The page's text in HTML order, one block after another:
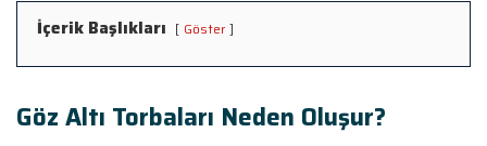
İçerik Başlıkları Göster
Göz Altı Torbaları Neden Oluşur?